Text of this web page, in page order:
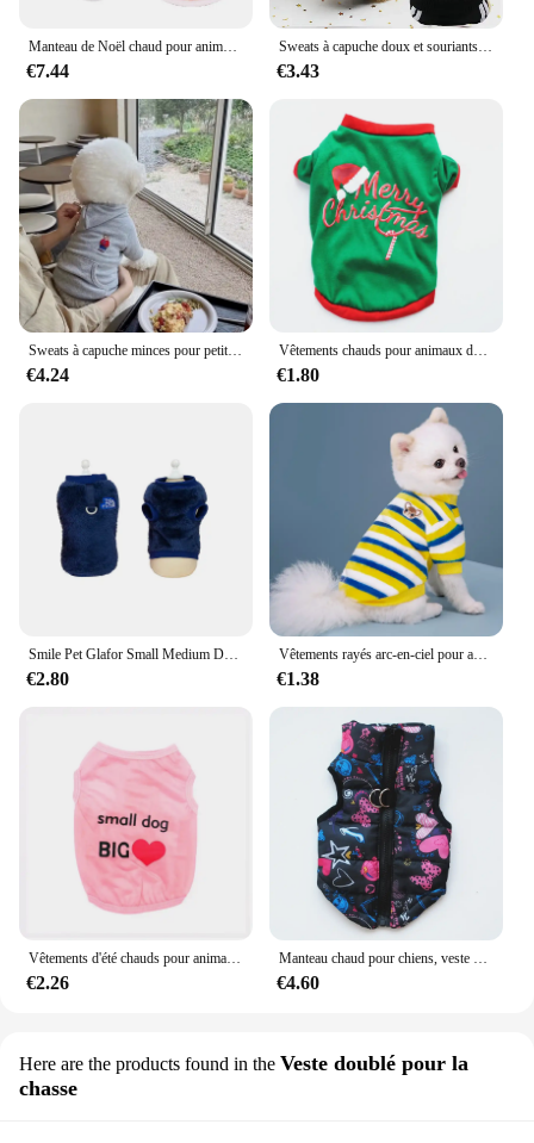
Manteau de Noël chaud pour animaux de compagnie, vêtements pour chiens, accessoires pour chiots, vêtements pour animaux de compagnie, cadeau pour Chihuahua, costume de glouton, wapiti, chats, fête, hiver
€7.44
Sweats à capuche doux et souriants pour chiens, sweat-shirt chaud, veste de costume pour animaux de compagnie, vêtements pour chiens, chihuahua, bouledogue français, labrador
€3.43
Sweats à capuche minces pour petits chiens, sweat-shirt pour chiot, chihuahua, bouledogue français, vêtements solides, costume pour chien, brin, automne
€4.24
Vêtements chauds pour animaux de compagnie pour petits et moyens chiens, chemise pour animaux de compagnie, costume Chihuahua, vêtements pour Yorkshire, Noël, nouvel an
€1.80
Smile Pet Glafor Small Medium Dogs Chats Clothes, Autumn Warm Puppy Jacket, French Bulldog, Chihuahua Coat, SARL Kies, Prellux Outfits
€2.80
Vêtements rayés arc-en-ciel pour animaux de compagnie, sweat à capuche pour chien, costume de Schnauzer, mignon et chaud, nounours, chat, fournitures pour chiens, automne et hiver
€1.38
Vêtements d'été chauds pour animaux de compagnie, chemise en émail pour chien, vêtements pour chiots, chihuahua, yorkshire, hiver
€2.26
Manteau chaud pour chiens, veste de neige, manteau d'hiver confortable, vêtements de style, petits, moyens et grands chiens, animal de compagnie, temps froid
€4.60
Here are the products found in the Veste doublé pour la
chasse